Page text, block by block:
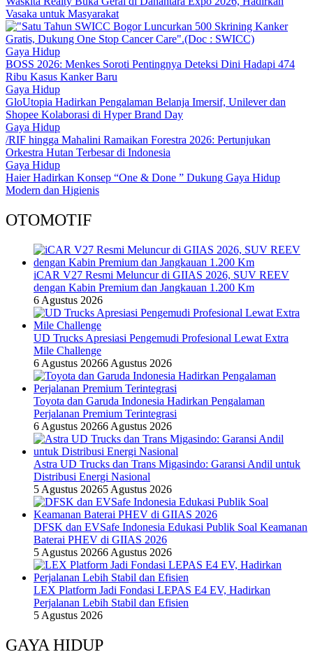
Vasaka untuk Masyarakat
Gaya Hidup
BOSS 2026: Menkes Soroti Pentingnya Deteksi Dini Hadapi 474
Ribu Kasus Kanker Baru
Gaya Hidup
GloUtopia Hadirkan Pengalaman Belanja Imersif, Unilever dan
Shopee Kolaborasi di Hyper Brand Day
Gaya Hidup
/RIF hingga Mahalini Ramaikan Forestra 2026: Pertunjukan
Orkestra Hutan Terbesar di Indonesia
Gaya Hidup
Haier Hadirkan Konsep “One & Done ” Dukung Gaya Hidup
Modern dan Higienis
OTOMOTIF
iCAR V27 Resmi Meluncur di GIIAS 2026, SUV REEV
dengan Kabin Premium dan Jangkauan 1.200 Km
6 Agustus 2026
UD Trucks Apresiasi Pengemudi Profesional Lewat Extra
Mile Challenge
6 Agustus 20266 Agustus 2026
Toyota dan Garuda Indonesia Hadirkan Pengalaman
Perjalanan Premium Terintegrasi
6 Agustus 20266 Agustus 2026
Astra UD Trucks dan Trans Migasindo: Garansi Andil untuk
Distribusi Energi Nasional
5 Agustus 20265 Agustus 2026
DFSK dan EVSafe Indonesia Edukasi Publik Soal Keamanan
Baterai PHEV di GIIAS 2026
5 Agustus 20266 Agustus 2026
LEX Platform Jadi Fondasi LEPAS E4 EV, Hadirkan
Perjalanan Lebih Stabil dan Efisien
5 Agustus 2026
GAYA HIDUP